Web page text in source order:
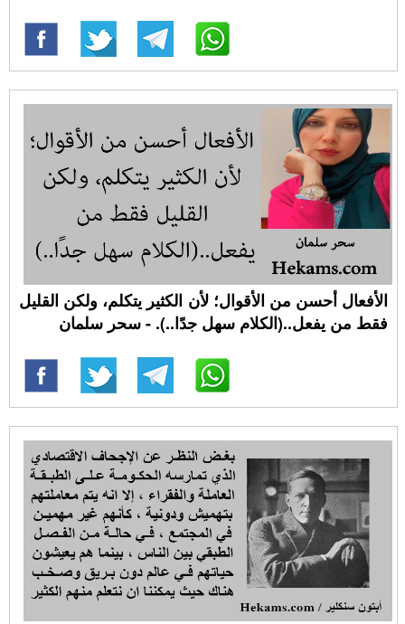
الأفعال أحسن من الأقوال؛ لأن الكثير يتكلم، ولكن القليل
فقط من يفعل..(الكلام سهل جدًا..). - سحر سلمان